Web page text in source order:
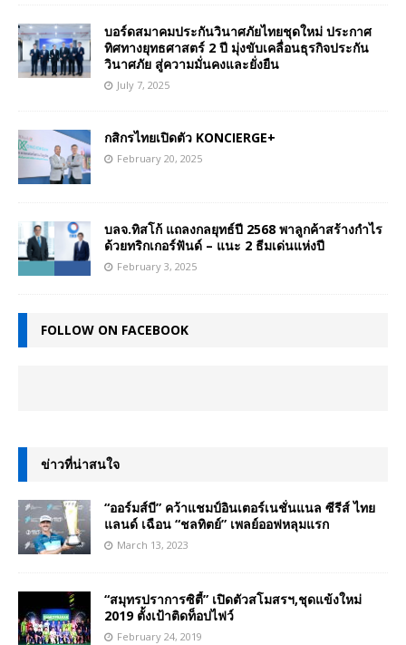
บอร์ดสมาคมประกันวินาศภัยไทยชุดใหม่ ประกาศ
ทิศทางยุทธศาสตร์ 2 ปี มุ่งขับเคลื่อนธุรกิจประกัน
วินาศภัย สู่ความมั่นคงและยั่งยืน
July 7, 2025
กสิกรไทยเปิดตัว KONCIERGE+
February 20, 2025
บลจ.ทิสโก้ แถลงกลยุทธ์ปี 2568 พาลูกค้าสร้างกำไร
ด้วยทริกเกอร์ฟันด์ – แนะ 2 ธีมเด่นแห่งปี
February 3, 2025
FOLLOW ON FACEBOOK
ข่าวที่น่าสนใจ
“ออร์มส์บี” คว้าแชมป์อินเตอร์เนชั่นแนล ซีรีส์ ไทย
แลนด์ เฉือน “ชลทิตย์” เพลย์ออฟหลุมแรก
March 13, 2023
“สมุทรปราการซิตี้” เปิดตัวสโมสรฯ,ชุดแข้งใหม่
2019 ตั้งเป้าติดท็อปไฟว์
February 24, 2019